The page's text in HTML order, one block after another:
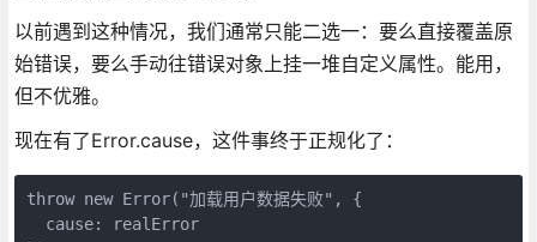
以前遇到这种情况，我们通常只能二选一：要么直接覆盖原
始错误，要么手动往错误对象上挂一堆自定义属性。能用，
但不优雅。
现在有了Error.cause，这件事终于正规化了：
throw new Error("加载用户数据失败", {
  cause: realError